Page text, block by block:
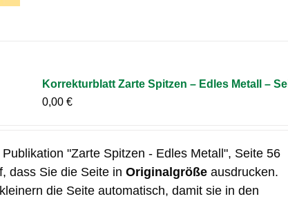
Korrekturblatt Zarte Spitzen – Edles Metall –
0,00€
"Zarte Spitzen - Edles Metall", Seite 56
dass Sie die Seite inOriginalgröße ausdrucken.
die Seite automatisch, damit sie in den